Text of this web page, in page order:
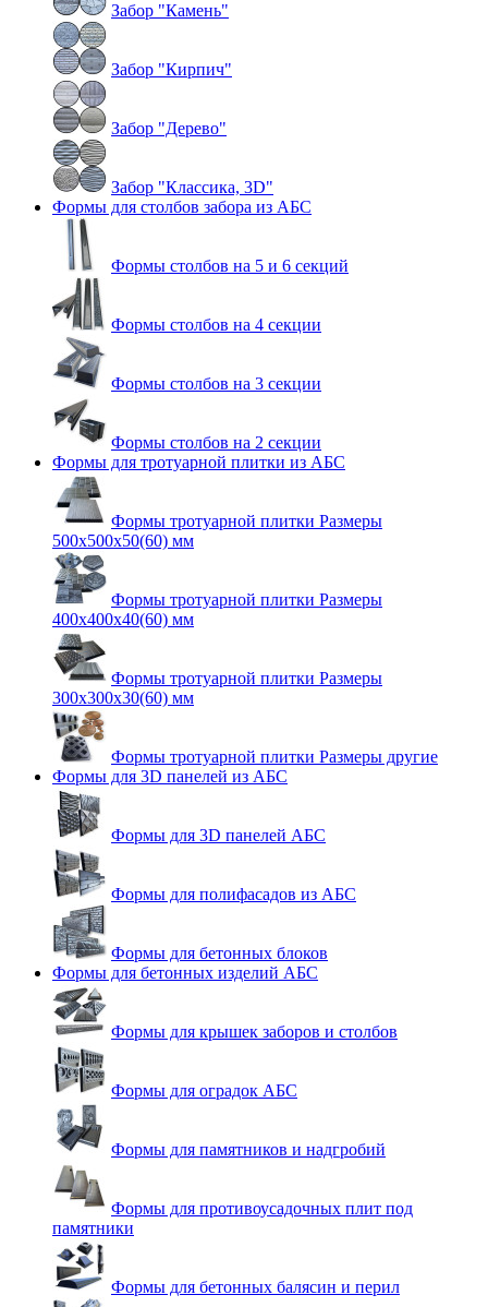
Забор "Камень"
Забор "Кирпич"
Забор "Дерево"
Забор "Классика, 3D"
Формы для столбов забора из АБС
Формы столбов на 5 и 6 секций
Формы столбов на 4 секции
Формы столбов на 3 секции
Формы столбов на 2 секции
Формы для тротуарной плитки из АБС
Формы тротуарной плитки Размеры
500х500х50(60) мм
Формы тротуарной плитки Размеры
400х400х40(60) мм
Формы тротуарной плитки Размеры
300x300x30(60) мм
Формы тротуарной плитки Размеры другие
Формы для 3D панелей из АБС
Формы для 3D панелей АБС
Формы для полифасадов из АБС
Формы для бетонных блоков
Формы для бетонных изделий АБС
Формы для крышек заборов и столбов
Формы для оградок АБС
Формы для памятников и надгробий
Формы для противоусадочных плит под
памятники
Формы для бетонных балясин и перил